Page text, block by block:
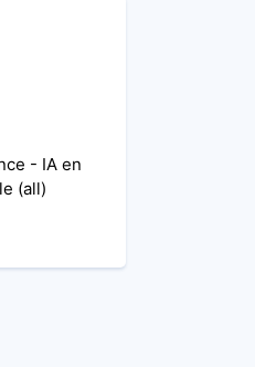
- IA en
(all)